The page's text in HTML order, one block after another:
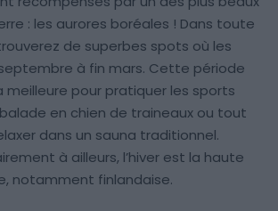
: les aurores boréales ! Dans toute
de superbes spots où les
à fin mars. Cette période
pour pratiquer les sports
balade en chien de traineaux ou tout
dans un sauna traditionnel.
à ailleurs, l’hiver est la haute
notamment finlandaise.